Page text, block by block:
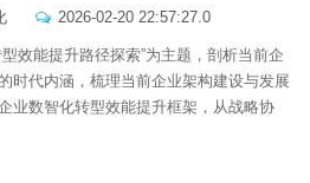
2026-02-20 22:57:27.0
效能提升路径探索”为主题，剖析当前企
时代内涵，梳理当前企业架构建设与发展
业数智化转型效能提升框架，从战略协